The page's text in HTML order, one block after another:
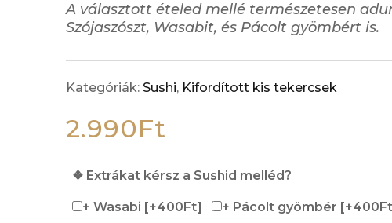
A választott ételed mellé természetesen
Szójaszószt, Wasabit, és Pácolt gyömbért is.
Kategóriák: Sushi, Kifordított kis tekercsek
2.990Ft
❖ Extrákat kérsz a Sushid melléd?
+ Wasabi [+400Ft] + Pácolt gyömbér